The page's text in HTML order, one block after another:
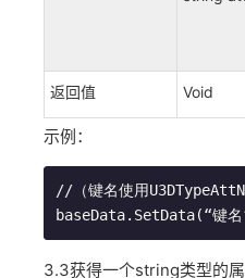
返回值 Void
示例：
//（键名使用
baseData.SetData(“键
3.3获得一个string类型的